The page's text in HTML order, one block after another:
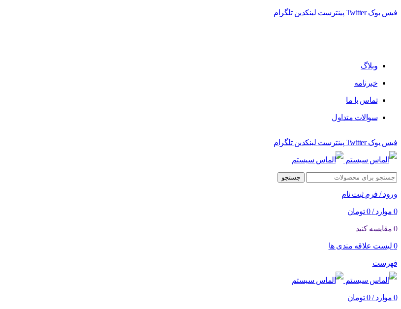
فیس بوک Twitter پینترست لینکدین تلگرام
وبلاگ
خبرنامه
تماس با ما
سوالات متداول
فیس بوک Twitter پینترست لینکدین تلگرام
جستجو
ورود / فرم ثبت نام
0 موارد /
0 تومان
0 مقایسه کنید
0 لیست علاقه مندی ها
فهرست
0 موارد /
0 تومان